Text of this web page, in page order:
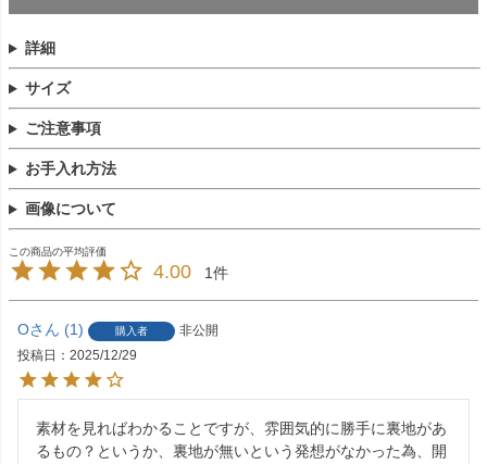
詳細
サイズ
ご注意事項
お手入れ方法
画像について
4.00 1
O 1 購入者
非公開
投稿日
2025/12/29
素材を見ればわかることですが、雰囲気的に勝手に裏地があ
るもの？というか、裏地が無いという発想がなかった為、開